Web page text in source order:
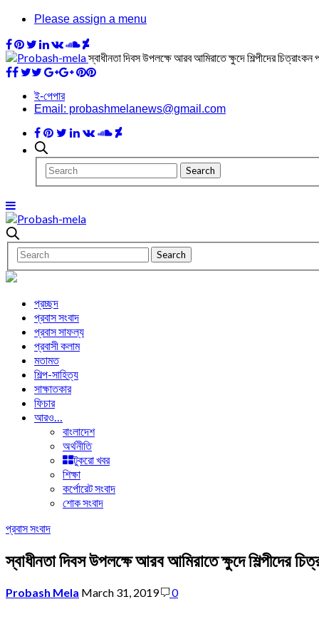
Please assign a menu
স্বাধীনতা দিবস উপলক্ষে আরব আমিরাতে ক্ষুদে শিল্পীদের চিত্রাংকন
ই-পেপার
Email: probashmelanews@gmail.com
প্রচ্ছদ
প্রবাস সংবাদ
প্রবাস সাফল্য
প্রবাসী কলাম
মতামত
শিল্প-সাহিত্য
সাক্ষাতকার
ফিচার
আরও…
বাংলাদেশ
অর্থনীতি
টুকরো খবর
শিক্ষা
কর্পোরেট সংবাদ
শোক সংবাদ
প্রবাস সংবাদ
স্বাধীনতা দিবস উপলক্ষে আরব আমিরাতে ক্ষুদে শিল্পীদের
Probash Mela March 31, 2019 0